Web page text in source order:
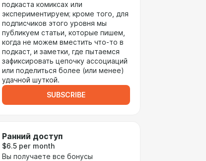
подкаста комиксах или
экспериментируем; кроме того, для
подписчиков этого уровня мы
публикуем статьи, которые пишем,
когда не можем вместить что-то в
подкаст, и заметки, где пытаемся
зафиксировать цепочку ассоциаций
или поделиться более (или менее)
удачной шуткой.
SUBSCRIBE
Ранний доступ
$6.5 per month
Вы получаете все бонусы